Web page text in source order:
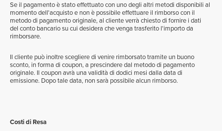
Se il pagamento è stato effettuato con uno degli altri metodi disponibili al
momento dell'acquisto e non è possibile effettuare il rimborso con il
metodo di pagamento originale, al cliente verrà chiesto di fornire i dati
del conto bancario su cui desidera che venga trasferito l'importo da
rimborsare.
Il cliente può inoltre scegliere di venire rimborsato tramite un buono
sconto, in forma di coupon, a prescindere dal metodo di pagamento
originale. Il coupon avrà una validità di dodici mesi dalla data di
emissione. Dopo tale data, non sarà possibile alcun rimborso.
Costi di Resa